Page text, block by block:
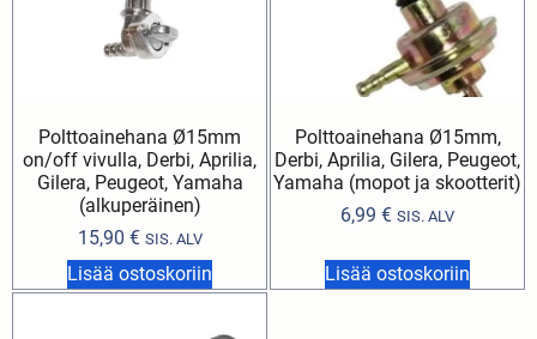
Polttoainehana Ø15mm
on/off vivulla, Derbi, Aprilia,
Gilera, Peugeot, Yamaha
(alkuperäinen)
15,90 € SIS. ALV
Lisää ostoskoriin
Polttoainehana Ø15mm,
Derbi, Aprilia, Gilera, Peugeot,
Yamaha (mopot ja skootterit)
6,99 € SIS. ALV
Lisää ostoskoriin